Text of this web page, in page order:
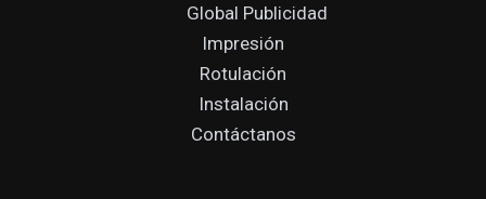
Global Publicidad
Impresión
Rotulación
Instalación
Contáctanos